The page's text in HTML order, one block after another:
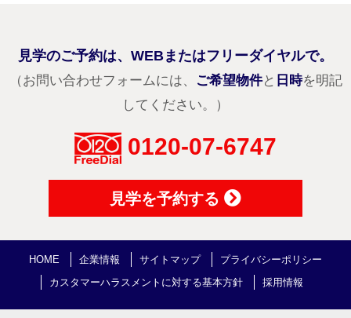
見学のご予約は、WEBまたはフリーダイヤルで。
（お問い合わせフォームには、
ご希望物件と 日時を明記
してください。）
0120-07-6747
見学を予約する
HOME 企業情報 サイトマップ
プライバシーポリシー
カスタマーハラスメントに対する基本方針
採用情報